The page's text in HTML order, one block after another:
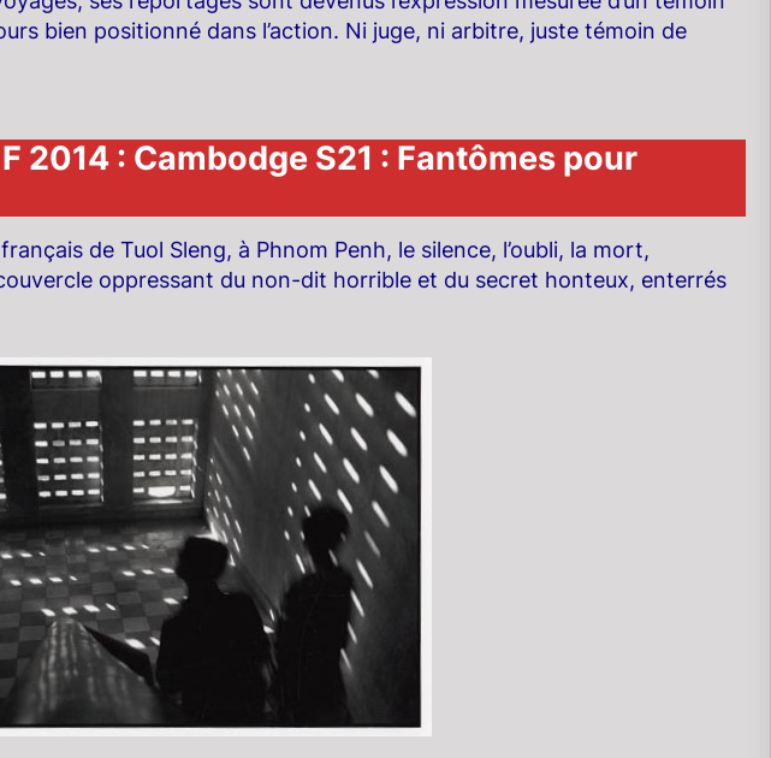
bien positionné dans l’action. Ni juge, ni arbitre, juste témoin de
2014 : Cambodge S21 : Fantômes pour
de Tuol Sleng, à Phnom Penh, le silence, l’oubli, la mort,
oppressant du non-dit horrible et du secret honteux, enterrés